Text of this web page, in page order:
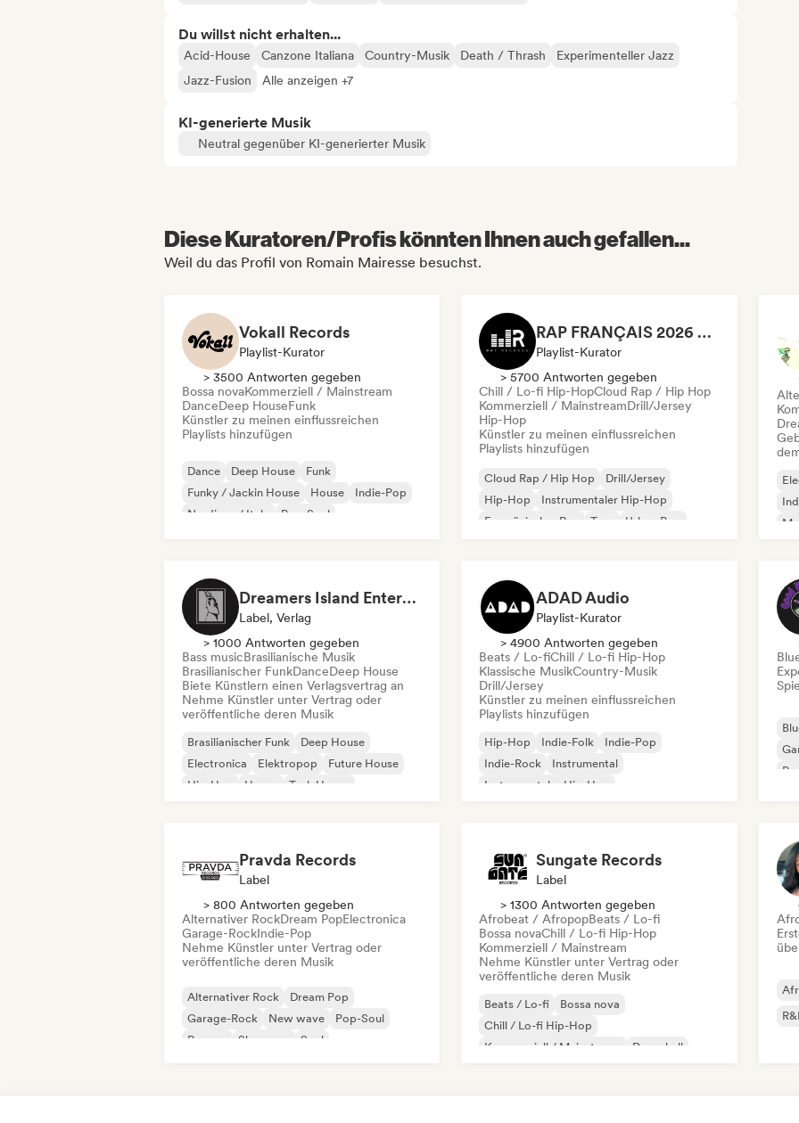
Du willst nicht erhalten...
Acid-House Canzone Italiana Country-Musik Death / Thrash
Experimenteller Jazz
Jazz-Fusion
Alle anzeigen +7
KI-generierte Musik
Neutral gegenüber KI-generierter Musik
Diese Kuratoren/Profis könnten Ihnen auch gefallen...
Weil du das Profil von Romain Mairesse besuchst.
Vokall Records
Playlist-Kurator
> 3500 Antworten gegeben
Bossa novaKommerziell / Mainstream
DanceDeep HouseFunk
Künstler zu meinen einflussreichen
Playlists hinzufügen
Dance Deep House
Funk
Funky / Jackin House
House
Indie-Pop
Nu-disco / Italo
Pop-Soul
RAP FRANÇAIS 2026 🔥🇫🇷 (Way Records)
Playlist-Kurator
> 5700 Antworten gegeben
Chill / Lo-fi Hip-HopCloud Rap / Hip Hop
Kommerziell / MainstreamDrill/Jersey
Hip-Hop
Künstler zu meinen einflussreichen
Playlists hinzufügen
Cloud Rap / Hip Hop
Drill/Jersey
Hip-Hop
Instrumentaler Hip-Hop
Französischer Rap
Trap
Urban Pop
Dreamers Island Entertainment
Label, Verlag
> 1000 Antworten gegeben
Bass musicBrasilianische Musik
Brasilianischer FunkDanceDeep House
Biete Künstlern einen Verlagsvertrag an
Nehme Künstler unter Vertrag oder
veröffentliche deren Musik
Brasilianischer Funk
Deep House
Electronica
Elektropop
Future House
Hip-Hop
House Tech House
ADAD Audio
Playlist-Kurator
> 4900 Antworten gegeben
Beats / Lo-fiChill / Lo-fi Hip-Hop
Klassische MusikCountry-Musik
Drill/Jersey
Künstler zu meinen einflussreichen
Playlists hinzufügen
Hip-Hop Indie-Folk
Indie-Pop
Indie-Rock
Instrumental
Instrumentaler Hip-Hop
Pravda Records
Label
> 800 Antworten gegeben
Alternativer RockDream PopElectronica
Garage-RockIndie-Pop
Nehme Künstler unter Vertrag oder
veröffentliche deren Musik
Alternativer Rock
Dream Pop
Garage-Rock
New wave
Pop-Soul
Reggae
Shoegaze Soul
Sungate Records
Label
> 1300 Antworten gegeben
Afrobeat / AfropopBeats / Lo-fi
Bossa novaChill / Lo-fi Hip-Hop
Kommerziell / Mainstream
Nehme Künstler unter Vertrag oder
veröffentliche deren Musik
Beats / Lo-fi
Bossa nova
Chill / Lo-fi Hip-Hop
Kommerziell / Mainstream
Dancehall